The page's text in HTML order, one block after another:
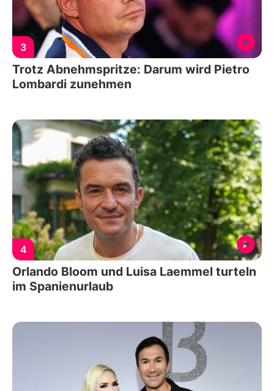
3
Trotz Abnehmspritze: Darum wird Pietro
Lombardi zunehmen
4
Orlando Bloom und Luisa Laemmel turteln
im Spanienurlaub